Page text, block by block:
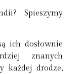
Spieszymy
ich dosłownie
znanych
każdej drodze,